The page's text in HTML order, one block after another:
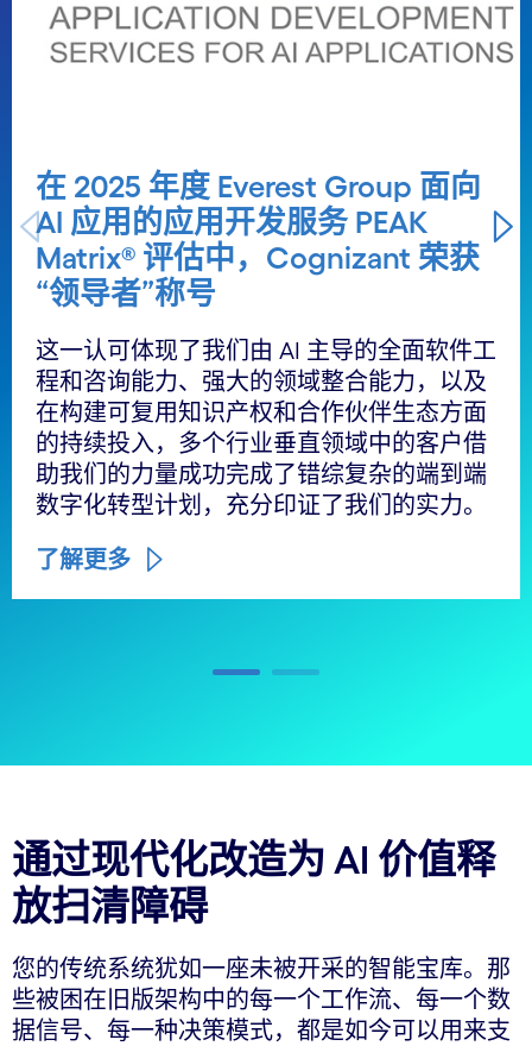
在 2025 年度 Everest Group 面向
AI 应用的应用开发服务 PEAK
Matrix® 评估中，Cognizant 荣获
“领导者”称号
这一认可体现了我们由 AI 主导的全面软件工
程和咨询能力、强大的领域整合能力，以及
在构建可复用知识产权和合作伙伴生态方面
的持续投入，多个行业垂直领域中的客户借
助我们的力量成功完成了错综复杂的端到端
数字化转型计划，充分印证了我们的实力。
了解更多
通过现代化改造为 AI 价值释
放扫清障碍
您的传统系统犹如一座未被开采的智能宝库。那
些被困在旧版架构中的每一个工作流、每一个数
据信号、每一种决策模式，都是如今可以用来支